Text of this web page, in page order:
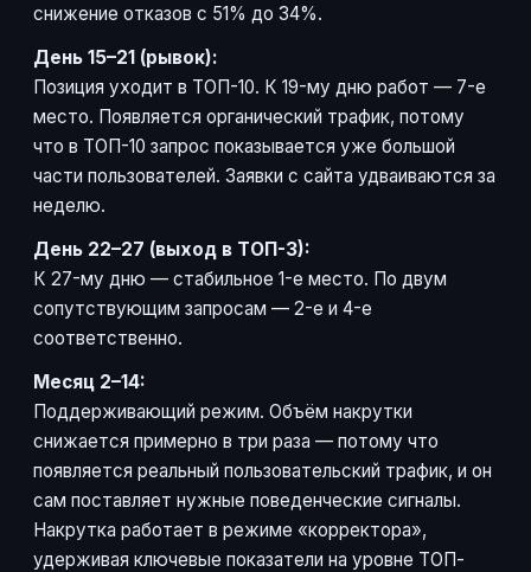
снижение отказов с 51% до 34%.
День 15–21 (рывок):
Позиция уходит в ТОП-10. К 19-му дню работ — 7-е
место. Появляется органический трафик, потому
что в ТОП-10 запрос показывается уже большой
части пользователей. Заявки с сайта удваиваются за
неделю.
День 22–27 (выход в ТОП-3):
К 27-му дню — стабильное 1-е место. По двум
сопутствующим запросам — 2-е и 4-е
соответственно.
Месяц 2–14:
Поддерживающий режим. Объём накрутки
снижается примерно в три раза — потому что
появляется реальный пользовательский трафик, и он
сам поставляет нужные поведенческие сигналы.
Накрутка работает в режиме «корректора»,
удерживая ключевые показатели на уровне ТОП-